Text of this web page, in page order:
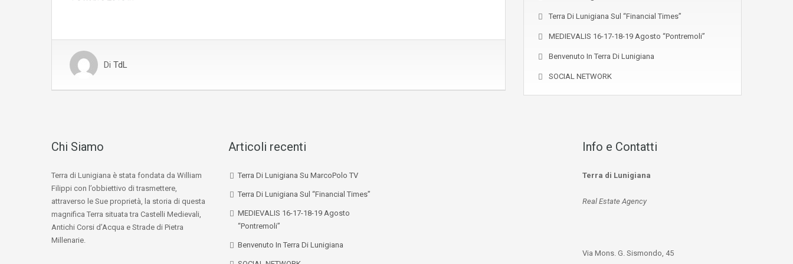
Di TdL
Terra Di Lunigiana Sul “Financial Times”
MEDIEVALIS 16-17-18-19 Agosto “Pontremoli”
Benvenuto In Terra Di Lunigiana
SOCIAL NETWORK
Chi Siamo
Terra di Lunigiana è stata fondata da William
Filippi con l’obbiettivo di trasmettere,
attraverso le Sue proprietà, la storia di questa
magnifica Terra situata tra Castelli Medievali,
Antichi Corsi d’Acqua e Strade di Pietra
Millenarie.
Articoli recenti
Terra Di Lunigiana Su MarcoPolo TV
Terra Di Lunigiana Sul “Financial Times”
MEDIEVALIS 16-17-18-19 Agosto
“Pontremoli”
Benvenuto In Terra Di Lunigiana
Info e Contatti
Terra di Lunigiana
Real Estate Agency
Via Mons. G. Sismondo, 45